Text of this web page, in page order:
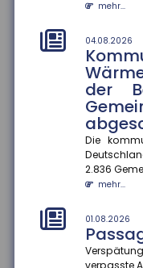
mehr...
04.08.2026
der
Die
2.836
mehr...
01.08.2026
verpasste
mehr...
01.08.2026
Ab dem 2.
Deutschland
Bilder oder
mehr...
01.08.2026
Recht
Ab dem 1.
Dieser wird
mehr...